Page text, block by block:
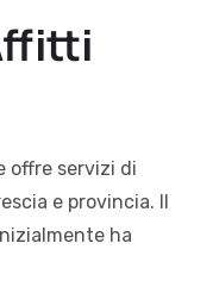
offre servizi di
e provincia. Il
ha